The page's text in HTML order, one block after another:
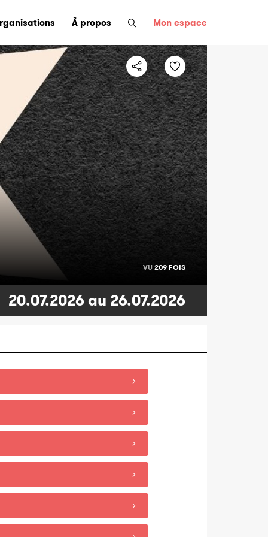
À propos Mon espace
VU 209 FOIS
20.07.2026 au 26.07.2026